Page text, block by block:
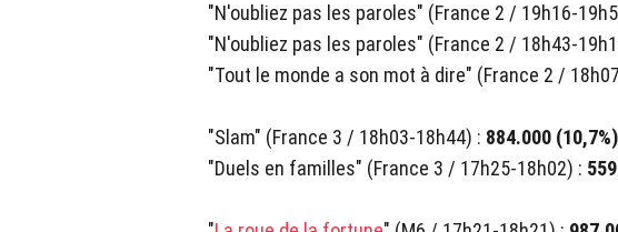
"N'oubliez pas les paroles" (France 2 / 19h16-
"N'oubliez pas les paroles" (France 2 / 18h43-
"Tout le monde a son mot à dire" (France 2 /
"Slam" (France 3 / 18h03-18h44) : 884.000 (10,7%)
"Duels en familles" (France 3 / 17h25-18h02) :